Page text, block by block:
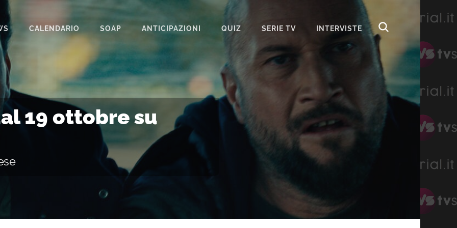
CALENDARIO SOAP
BEAUTIFUL
IL PARADISO DELLE SIGNORE
SEGRETI DI FAMIGLIA
TEMPESTA D’AMORE
UN POSTO AL SOLE
ANTICIPAZIONI QUIZ SERIE TV INTERVISTE
19 ottobre su